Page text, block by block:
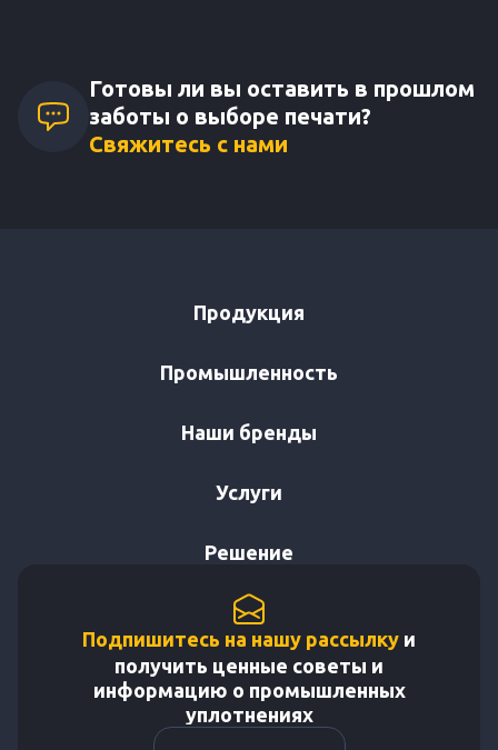
Готовы ли вы оставить в прошлом
заботы о выборе печати?
Свяжитесь с нами
Продукция
Промышленность
Наши бренды
Услуги
Решение
Подпишитесь на нашу рассылку и
получить ценные советы и
информацию о промышленных
уплотнениях